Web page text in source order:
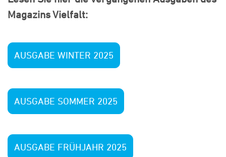
Magazins Vielfalt:
AUSGABE WINTER 2025
AUSGABE SOMMER 2025
AUSGABE FRÜHJAHR 2025